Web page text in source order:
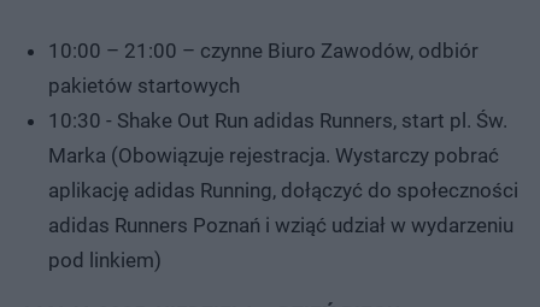
10:00 – 21:00 – czynne Biuro Zawodów, odbiór
pakietów startowych
10:30 - Shake Out Run adidas Runners, start pl. Św.
Marka (Obowiązuje rejestracja. Wystarczy pobrać
aplikację adidas Running, dołączyć do społeczności
adidas Runners Poznań i wziąć udział w wydarzeniu
pod linkiem)